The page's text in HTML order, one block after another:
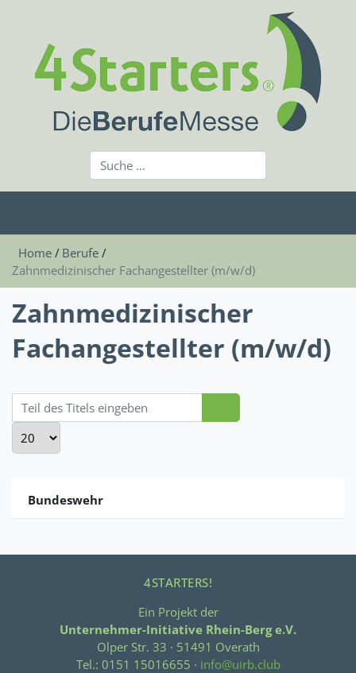
Home
Berufe
Zahnmedizinischer Fachangestellter (m/w/d)
Zahnmedizinischer
Fachangestellter (m/w/d)
Teil des Titels eingeben
Anzeige #
Bundeswehr
4STARTERS!
Ein Projekt der
Unternehmer-Initiative Rhein-Berg e.V.
Olper Str. 33 · 51491 Overath
Tel.: 0151 15016655 · info@uirb.club